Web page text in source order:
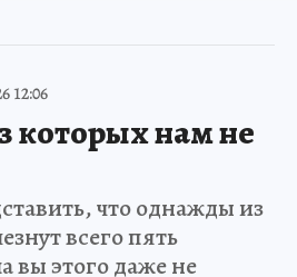
12:06
которых нам не
что однажды из
всего пять
вы этого даже не